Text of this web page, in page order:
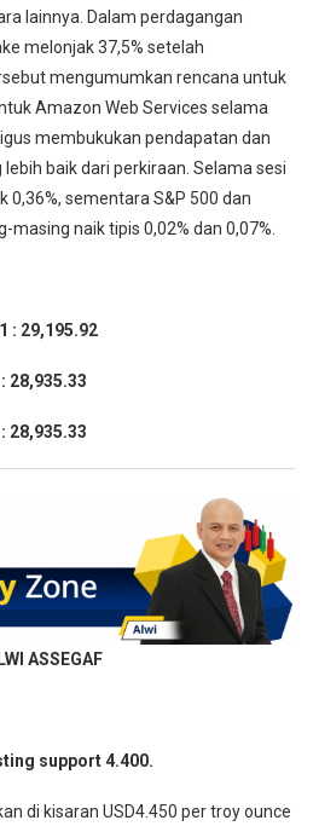
lainnya. Dalam perdagangan
melonjak 37,5% setelah
mengumumkan rencana untuk
Amazon Web Services selama
membukukan pendapatan dan
baik dari perkiraan. Selama sesi
0,36%, sementara S&P 500 dan
masing naik tipis 0,02% dan 0,07%.
ASSEGAF
support 4.400.
di kisaran USD4.450 per troy ounce